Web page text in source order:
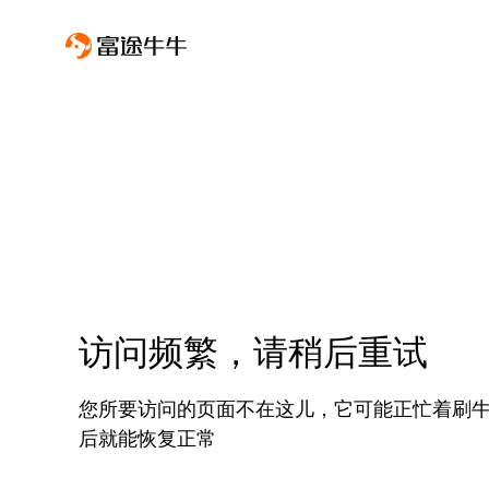
访问频繁，请稍后重试
您所要访问的页面不在这儿，它可能正忙着刷
后就能恢复正常